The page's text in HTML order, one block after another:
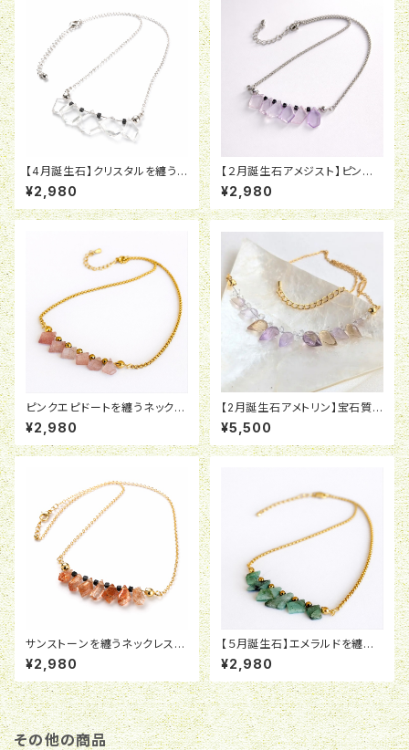
【4月誕生石】クリスタルを纏う
ネックレス【PPシリーズ】
¥2,980
【２月誕生石アメジスト】ピンク
アメジストを纏うネックレス【PP
シリーズ】
¥2,980
ピンクエピドートを纏うネックレ
ス【PPシリーズ】
¥2,980
【2月誕生石アメトリン】宝石質ア
メトリンの雫を纏うﾈｯｸﾚｽ【PPシ
リーズ】
¥5,500
サンストーンを纏うネックレス
【PPシリーズ】
¥2,980
【５月誕生石】エメラルドを纏う
ネックレス【PPシリーズ】
¥2,980
その他の商品